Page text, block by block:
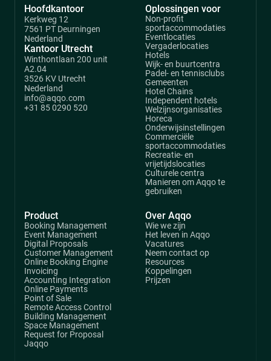
Hoofdkantoor
Kerkweg 12
7561 PT Deurningen
Nederland
Kantoor Utrecht
Winthontlaan 200 unit
A2.04
3526 KV Utrecht
Nederland
info@aqqo.com
+31 85 0290 520
Product
Booking Management
Event Management
Digital Proposals
Customer Management
Online Booking Engine
Invoicing
Accounting Integration
Online Payments
Point of Sale
Remote Access Control
Building Management
Space Management
Request for Proposal
Jaqqo
Oplossingen voor
Non-profit
sportaccommodaties
Eventlocaties
Vergaderlocaties
Hotels
Wijk- en buurtcentra
Padel- en tennisclubs
Gemeenten
Hotel Chains
Independent hotels
Welzijnsorganisaties
Horeca
Onderwijsinstellingen
Commerciële
sportaccommodaties
Recreatie- en
vrijetijdslocaties
Culturele centra
Manieren om Aqqo te
gebruiken
Over Aqqo
Wie we zijn
Het leven in Aqqo
Vacatures
Neem contact op
Resources
Koppelingen
Prijzen